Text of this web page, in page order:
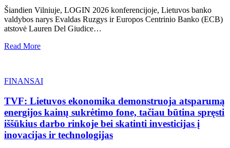
Šiandien Vilniuje, LOGIN 2026 konferencijoje, Lietuvos banko
valdybos narys Evaldas Ruzgys ir Europos Centrinio Banko (ECB)
atstovė Lauren Del Giudice…
Read More
FINANSAI
TVF: Lietuvos ekonomika demonstruoja atsparumą
energijos kainų sukrėtimo fone, tačiau būtina spręsti
iššūkius darbo rinkoje bei skatinti investicijas į
inovacijas ir technologijas